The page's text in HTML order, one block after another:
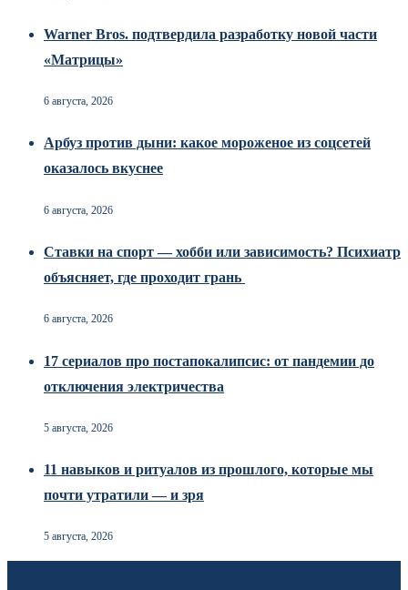
Warner Bros. подтвердила разработку новой части
«Матрицы»
6 августа, 2026
Арбуз против дыни: какое мороженое из соцсетей
оказалось вкуснее
6 августа, 2026
Ставки на спорт — хобби или зависимость? Психиатр
объясняет, где проходит грань
6 августа, 2026
17 сериалов про постапокалипсис: от пандемии до
отключения электричества
5 августа, 2026
11 навыков и ритуалов из прошлого, которые мы
почти утратили — и зря
5 августа, 2026